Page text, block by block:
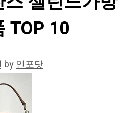
TOP 10
by인포닷